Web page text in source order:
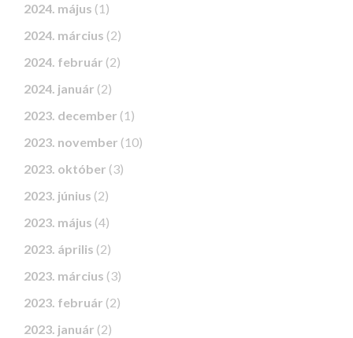
2024. május (1)
2024. március (2)
2024. február (2)
2024. január (2)
2023. december (1)
2023. november (10)
2023. október (3)
2023. június (2)
2023. május (4)
2023. április (2)
2023. március (3)
2023. február (2)
2023. január (2)